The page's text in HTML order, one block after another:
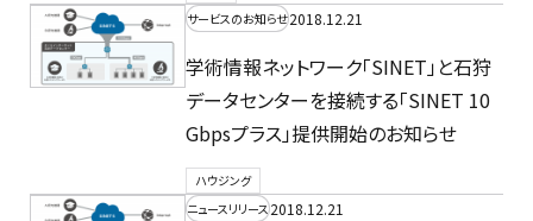
サービスのお知らせ2018.12.21
学術情報ネットワーク「SINET」と石狩
データセンターを接続する「SINET 10
Gbpsプラス」提供開始のお知らせ
ハウジング
ニュースリリース2018.12.21